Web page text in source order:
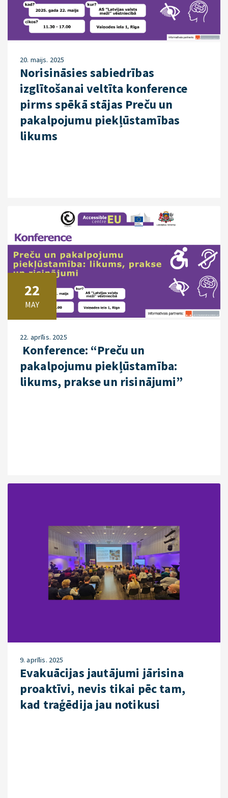
20. maijs. 2025
Norisināsies sabiedrības
izglītošanai veltīta konference
pirms spēkā stājas Preču un
pakalpojumu piekļūstamības
likums
22
MAY
22. aprīlis. 2025
Konference: “Preču un
pakalpojumu piekļūstamība:
likums, prakse un risinājumi”
9. aprīlis. 2025
Evakuācijas jautājumi jārisina
proaktīvi, nevis tikai pēc tam,
kad traģēdija jau notikusi